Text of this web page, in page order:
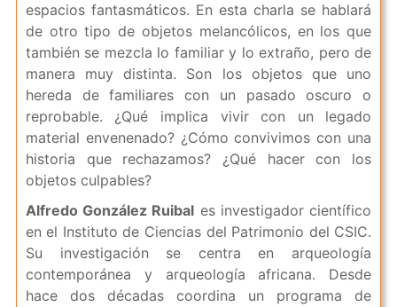
espacios fantasmáticos. En esta charla se hablará
de otro tipo de objetos melancólicos, en los que
también se mezcla lo familiar y lo extraño, pero de
manera muy distinta. Son los objetos que uno
hereda de familiares con un pasado oscuro o
reprobable. ¿Qué implica vivir con un legado
material envenenado? ¿Cómo convivimos con una
historia que rechazamos? ¿Qué hacer con los
objetos culpables?
Alfredo González Ruibal es investigador científico
en el Instituto de Ciencias del Patrimonio del CSIC.
Su investigación se centra en arqueología
contemporánea y arqueología africana. Desde
hace dos décadas coordina un programa de